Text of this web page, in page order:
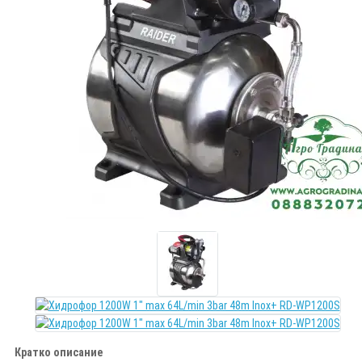
Кратко описание